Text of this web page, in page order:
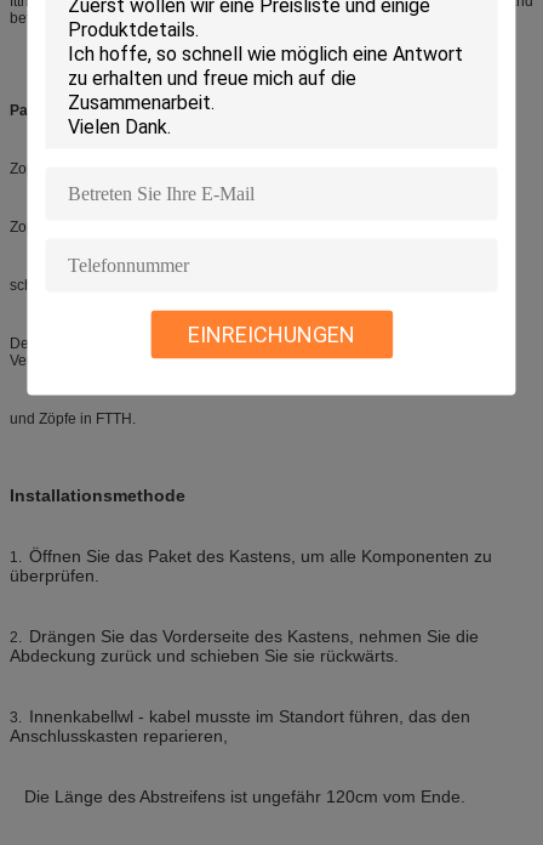
EINREICHUNGEN
befestigten ABS Kernes.
Passend für die Weise mit drei Spleißn:
Zopf + mechanischer Splicer+-Adapter
Zopf + fixierter Spleißer + Adapter
schnelles Installation Verbindungsstück + Adapter
Der Kasten ist hell und kompakt, besonders passend für schützende
Verbindung von LWL - Kabeln
und Zöpfe in FTTH.
Installationsmethode
1. Öffnen Sie das Paket des Kastens, um alle Komponenten zu
überprüfen.
2. Drängen Sie das Vorderseite des Kastens, nehmen Sie die
Abdeckung zurück und schieben Sie sie rückwärts.
3. Innenkabellwl - kabel musste im Standort führen, das den
Anschlusskasten reparieren,
Die Länge des Abstreifens ist ungefähr 120cm vom Ende.